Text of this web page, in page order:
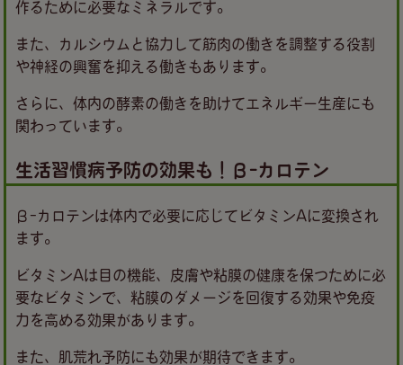
作るために必要なミネラルです。
また、カルシウムと協力して筋肉の働きを調整する役割
や神経の興奮を抑える働きもあります。
さらに、体内の酵素の働きを助けてエネルギー生産にも
関わっています。
生活習慣病予防の効果も！β-カロテン
β-カロテンは体内で必要に応じてビタミンAに変換され
ます。
ビタミンAは目の機能、皮膚や粘膜の健康を保つために必
要なビタミンで、粘膜のダメージを回復する効果や免疫
力を高める効果があります。
また、肌荒れ予防にも効果が期待できます。